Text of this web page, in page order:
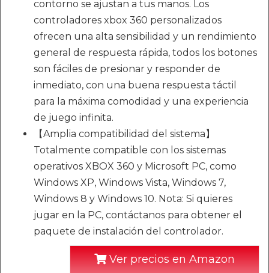
contorno se ajustan a tus manos. Los
controladores xbox 360 personalizados
ofrecen una alta sensibilidad y un rendimiento
general de respuesta rápida, todos los botones
son fáciles de presionar y responder de
inmediato, con una buena respuesta táctil
para la máxima comodidad y una experiencia
de juego infinita.
【Amplia compatibilidad del sistema】
Totalmente compatible con los sistemas
operativos XBOX 360 y Microsoft PC, como
Windows XP, Windows Vista, Windows 7,
Windows 8 y Windows 10. Nota: Si quieres
jugar en la PC, contáctanos para obtener el
paquete de instalación del controlador.
Ver precios en Amazon